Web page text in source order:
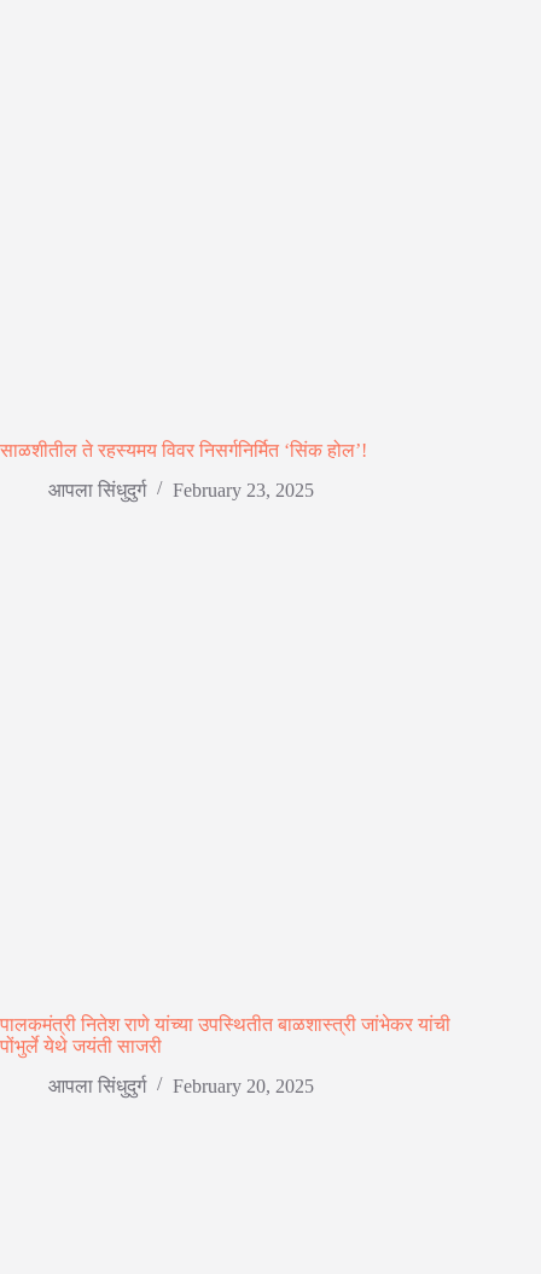
साळशीतील ते रहस्यमय विवर निसर्गनिर्मित ‘सिंक होल’!
आपला सिंधुदुर्ग
February 23, 2025
पालकमंत्री नितेश राणे यांच्या उपस्थितीत बाळशास्त्री जांभेकर यांची
पोंभुर्ले येथे जयंती साजरी
आपला सिंधुदुर्ग
February 20, 2025